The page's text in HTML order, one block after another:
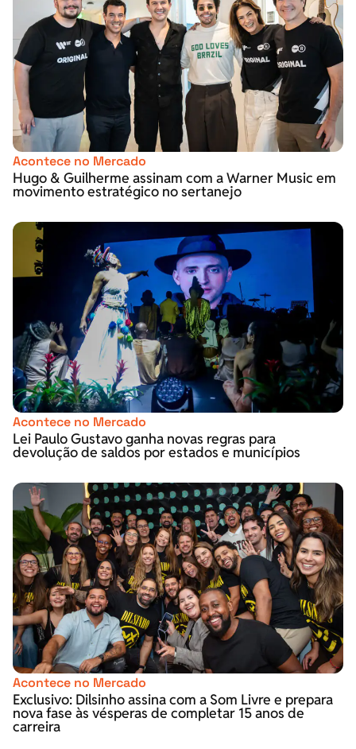
Acontece no Mercado
Hugo & Guilherme assinam com a Warner Music em
movimento estratégico no sertanejo
Acontece no Mercado
Lei Paulo Gustavo ganha novas regras para
devolução de saldos por estados e municípios
Acontece no Mercado
Exclusivo: Dilsinho assina com a Som Livre e prepara
nova fase às vésperas de completar 15 anos de
carreira